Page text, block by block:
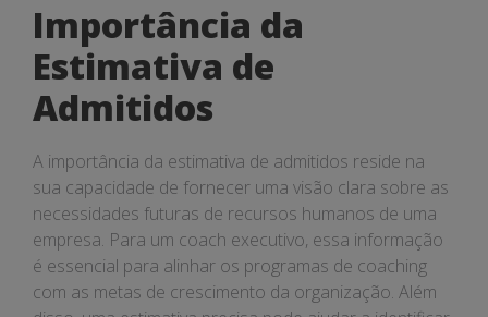
Importância da
Estimativa de
Admitidos
A importância da estimativa de admitidos reside na
sua capacidade de fornecer uma visão clara sobre as
necessidades futuras de recursos humanos de uma
empresa. Para um coach executivo, essa informação
é essencial para alinhar os programas de coaching
com as metas de crescimento da organização. Além